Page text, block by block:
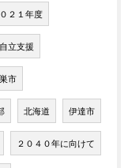
２１年度
自立支援
市
北海道 伊達市
２０４０年に向けて